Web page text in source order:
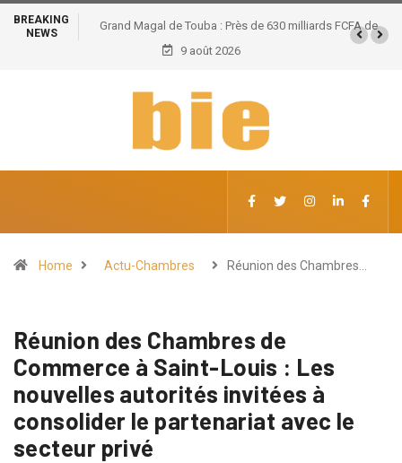
BREAKING
NEWS
Grand Magal de Touba : Près de 630 milliards FCFA de
retombées économiques et un potentiel de 100.000
9 août 2026
Home Actu-Chambres Réunion des Chambres…
Réunion des Chambres de
Commerce à Saint-Louis : Les
nouvelles autorités invitées à
consolider le partenariat avec le
secteur privé